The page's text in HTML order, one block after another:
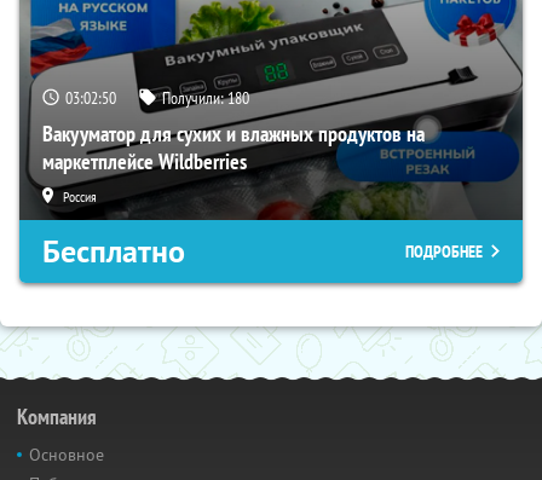
03:02:49 Получили:180
Вакууматор для сухих и влажных продуктов на
маркетплейсе Wildberries
Россия
Бесплатно ПОДРОБНЕЕ
Компания
Основное